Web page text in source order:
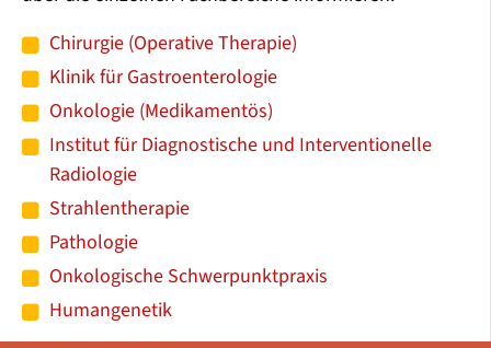
Chirurgie (Operative Therapie)
Klinik für Gastroenterologie
Onkologie (Medikamentös)
Institut für Diagnostische und Interventionelle
Radiologie
Strahlentherapie
Pathologie
Onkologische Schwerpunktpraxis
Humangenetik